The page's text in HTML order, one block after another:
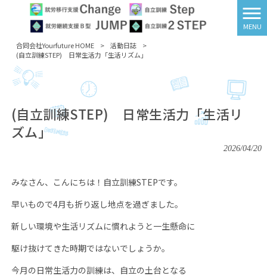
MENU
合同会社Yourfuture HOME
> 活動日誌
>
(自立訓練STEP) 日常生活力「生活リズム」
(自立訓練STEP) 日常生活力「生活リ
ズム」
2026/04/20
みなさん、こんにちは！自立訓練STEPです。
早いもので4月も折り返し地点を過ぎました。
新しい環境や生活リズムに慣れようと一生懸命に
駆け抜けてきた時期ではないでしょうか。
今月の日常生活力の訓練は、自立の土台となる